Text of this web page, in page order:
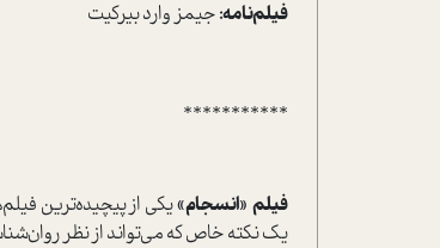
فیلم‌نامه:جیمز وارد بیرکیت
***********
فیلم «انسجام»یکی از پیچیده‌ترین
یک نکته خاص که می‌تواند از نظر